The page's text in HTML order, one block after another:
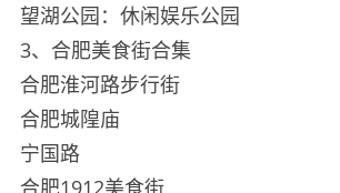
望湖公园：休闲娱乐公园
3、合肥美食街合集
合肥淮河路步行街
合肥城隍庙
宁国路
合肥1912美食街